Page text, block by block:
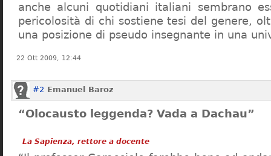
anche alcuni quotidiani italiani sembrano
pericolosità di chi sostiene tesi del genere,
una posizione di pseudo insegnante in una
22 Ott 2009, 12:44
#2 Emanuel Baroz
“Olocausto leggenda? Vada a Dachau”
La Sapienza, rettore a docente